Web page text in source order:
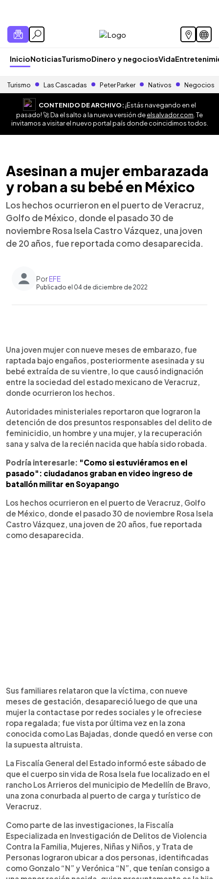
InicioNoticiasTurismoDinero y negociosVida
Turismo Las Cascadas Peter Parker Nativos Negocios
CONTENIDO DE ARCHIVO:¡Estás navegando en el
pasado! 🚀 Da el salto a la nueva versión deelsalvador.com . Te
invitamos a visitar el nuevo portal país donde coincidimos todos.
Asesinan a mujer embarazada
y roban a su bebé en México
Los hechos ocurrieron en el puerto de Veracruz,
Golfo de México, donde el pasado 30 de
noviembre Rosa Isela Castro Vázquez, una joven
de 20 años, fue reportada como desaparecida.
PorEFE
Publicado el 04 de diciembre de 2022
Escuchar artículo
Una joven mujer con nueve meses de embarazo, fue
raptada bajo engaños, posteriormente asesinada y su
bebé extraída de su vientre, lo que causó indignación
entre la sociedad del estado mexicano de Veracruz,
donde ocurrieron los hechos.
Autoridades ministeriales reportaron que lograron la
detención de dos presuntos responsables del delito de
feminicidio, un hombre y una mujer, y la recuperación
sana y salva de la recién nacida que había sido robada.
Podría interesarle: "Como si estuviéramos en el
pasado": ciudadanos graban en video ingreso de
batallón militar en Soyapango
Los hechos ocurrieron en el puerto de Veracruz, Golfo
de México, donde el pasado 30 de noviembre Rosa Isela
Castro Vázquez, una joven de 20 años, fue reportada
como desaparecida.
Sus familiares relataron que la víctima, con nueve
meses de gestación, desapareció luego de que una
mujer la contactase por redes sociales y le ofreciese
ropa regalada; fue vista por última vez en la zona
conocida como Las Bajadas, donde quedó en verse con
la supuesta altruista.
La Fiscalía General del Estado informó este sábado de
que el cuerpo sin vida de Rosa Isela fue localizado en el
rancho Los Arrieros del municipio de Medellín de Bravo,
una zona conurbada al puerto de carga y turístico de
Veracruz.
Como parte de las investigaciones, la Fiscalía
Especializada en Investigación de Delitos de Violencia
Contra la Familia, Mujeres, Niñas y Niños, y Trata de
Personas lograron ubicar a dos personas, identificadas
como Gonzalo “N” y Verónica “N”, que tenían consigo a